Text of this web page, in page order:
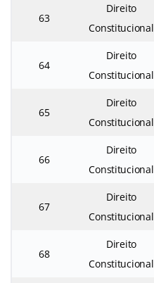
63
Direito
Constitucional
64
Direito
Constitucional
65
Direito
Constitucional
66
Direito
Constitucional
67
Direito
Constitucional
68
Direito
Constitucional